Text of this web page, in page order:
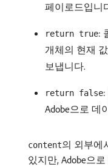
페이로드입니
return true:
개체의 현재
보냅니다.
return false
Adobe으로 데
content의 외부에
있지만, Adobe으